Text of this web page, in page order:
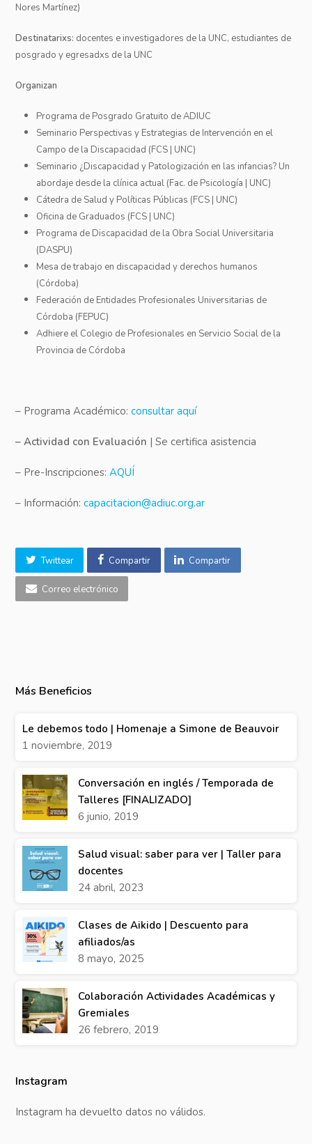
Nores Martínez)
Destinatarixs: docentes e investigadores de la UNC, estudiantes de
posgrado y egresadxs de la UNC
Organizan
Programa de Posgrado Gratuito de ADIUC
Seminario Perspectivas y Estrategias de Intervención en el
Campo de la Discapacidad (FCS | UNC)
Seminario ¿Discapacidad y Patologización en las infancias? Un
abordaje desde la clínica actual (Fac. de Psicología | UNC)
Cátedra de Salud y Políticas Públicas (FCS | UNC)
Oficina de Graduados (FCS | UNC)
Programa de Discapacidad de la Obra Social Universitaria
(DASPU)
Mesa de trabajo en discapacidad y derechos humanos
(Córdoba)
Federación de Entidades Profesionales Universitarias de
Córdoba (FEPUC)
Adhiere el Colegio de Profesionales en Servicio Social de la
Provincia de Córdoba
– Programa Académico:consultar aquí
– Actividad con Evaluación | Se certifica asistencia
– Pre-Inscripciones:AQUÍ
– Información:capacitacion@adiuc.org.ar
Twittear Compartir Compartir
Correo electrónico
Más Beneficios
Le debemos todo | Homenaje a Simone de Beauvoir
1 noviembre, 2019
Conversación en inglés / Temporada de
Talleres [FINALIZADO]
6 junio, 2019
Salud visual: saber para ver | Taller para
docentes
24 abril, 2023
Clases de Aikido | Descuento para
afiliados/as
8 mayo, 2025
Colaboración Actividades Académicas y
Gremiales
26 febrero, 2019
Instagram
Instagram ha devuelto datos no válidos.